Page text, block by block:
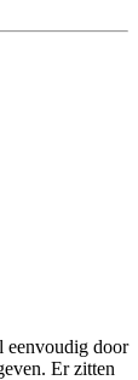
eenvoudig door
Er zitten